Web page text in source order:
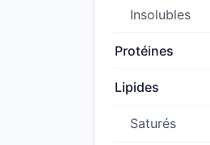
Insolubles
Protéines
Lipides
Saturés